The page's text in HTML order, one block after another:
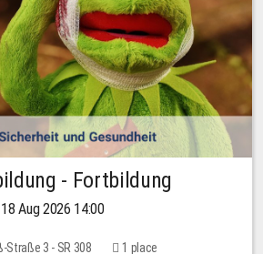
- Fortbildung
Aug 2026 14:00
Straße 3 - SR 308 1 place